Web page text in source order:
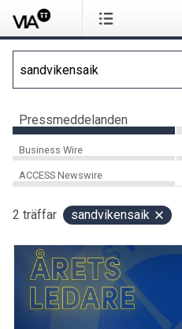
Pressmeddelanden
Business Wire
ACCESS Newswire
2 träffar sandvikensaik